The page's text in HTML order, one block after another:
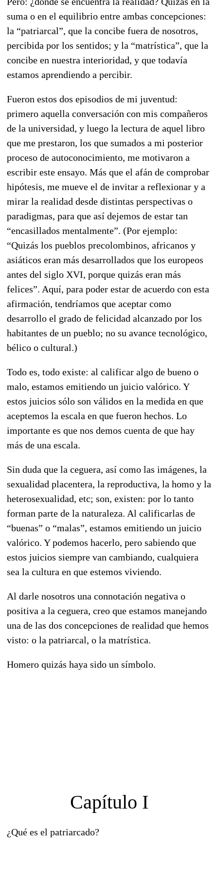
suma o en el equilibrio entre ambas concepciones:
la “patriarcal”, que la concibe fuera de nosotros,
percibida por los sentidos; y la “matrística”, que la
concibe en nuestra interioridad, y que todavía
estamos aprendiendo a percibir.
Fueron estos dos episodios de mi juventud:
primero aquella conversación con mis compañeros
de la universidad, y luego la lectura de aquel libro
que me prestaron, los que sumados a mi posterior
proceso de autoconocimiento, me motivaron a
escribir este ensayo. Más que el afán de comprobar
hipótesis, me mueve el de invitar a reflexionar y a
mirar la realidad desde distintas perspectivas o
paradigmas, para que así dejemos de estar tan
“encasillados mentalmente”. (Por ejemplo:
“Quizás los pueblos precolombinos, africanos y
asiáticos eran más desarrollados que los europeos
antes del siglo XVI, porque quizás eran más
felices”. Aquí, para poder estar de acuerdo con esta
afirmación, tendríamos que aceptar como
desarrollo el grado de felicidad alcanzado por los
habitantes de un pueblo; no su avance tecnológico,
bélico o cultural.)
Todo es, todo existe: al calificar algo de bueno o
malo, estamos emitiendo un juicio valórico. Y
estos juicios sólo son válidos en la medida en que
aceptemos la escala en que fueron hechos. Lo
importante es que nos demos cuenta de que hay
más de una escala.
Sin duda que la ceguera, así como las imágenes, la
sexualidad placentera, la reproductiva, la homo y la
heterosexualidad, etc; son, existen: por lo tanto
forman parte de la naturaleza. Al calificarlas de
“buenas” o “malas”, estamos emitiendo un juicio
valórico. Y podemos hacerlo, pero sabiendo que
estos juicios siempre van cambiando, cualquiera
sea la cultura en que estemos viviendo.
Al darle nosotros una connotación negativa o
positiva a la ceguera, creo que estamos manejando
una de las dos concepciones de realidad que hemos
visto: o la patriarcal, o la matrística.
Homero quizás haya sido un símbolo.
Capítulo I
¿Qué es el patriarcado?